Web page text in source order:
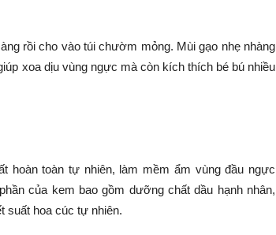
rồi cho vào túi chườm mỏng. Mùi gạo nhẹ nhàng
xoa dịu vùng ngực mà còn kích thích bé bú nhiều
hoàn toàn tự nhiên, làm mềm ẩm vùng đầu ngực
của kem bao gồm dưỡng chất dầu hạnh nhân,
suất hoa cúc tự nhiên.